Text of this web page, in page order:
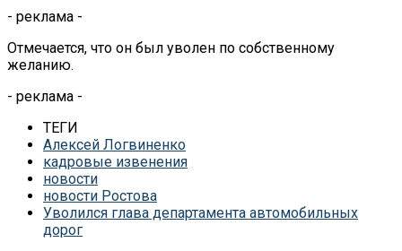
- реклама -
Отмечается, что он был уволен по собственному
желанию.
- реклама -
ТЕГИ
Алексей Логвиненко
кадровые извенения
новости
новости Ростова
Уволился глава департамента автомобильных
дорог